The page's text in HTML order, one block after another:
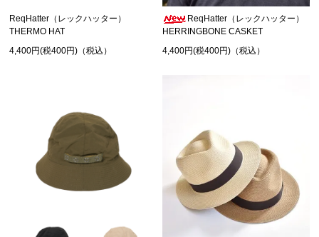
ReqHatter（レックハッター）
THERMO HAT
4,400円(税400円)（税込）
ReqHatter（レックハッター）
HERRINGBONE CASKET
4,400円(税400円)（税込）